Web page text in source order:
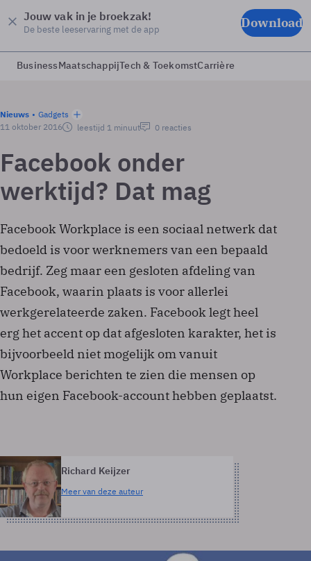
Jouw vak in je broekzak!
De beste leeservaring met de app Download
BusinessMaatschappijTech & ToekomstCarrière
Nieuws
Gadgets
11 oktober 2016
leestijd 1 minuut 0 reacties
Facebook onder
werktijd? Dat mag
Facebook Workplace is een sociaal netwerk dat
bedoeld is voor werknemers van een bepaald
bedrijf. Zeg maar een gesloten afdeling van
Facebook, waarin plaats is voor allerlei
werkgerelateerde zaken. Facebook legt heel
erg het accent op dat afgesloten karakter, het is
bijvoorbeeld niet mogelijk om vanuit
Workplace berichten te zien die mensen op
hun eigen Facebook-account hebben geplaatst.
Richard Keijzer
Meer van deze auteur